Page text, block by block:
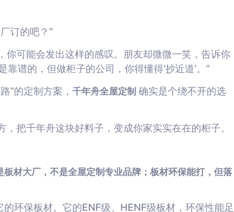
订的吧？”
可能会发出这样的感叹。朋友却微微一笑，告诉你
谱的，但做柜子的公司，你得懂得‘抄近道’。”
”的定制方案， 千年舟全屋定制确实是个绕不开的选
把千年舟这块好料子，变成你家实实在在的柜子。
板材大厂，不是全屋定制专业品牌；板材环保能打，但落
环保板材。它的ENF级、HENF级板材，环保性能足